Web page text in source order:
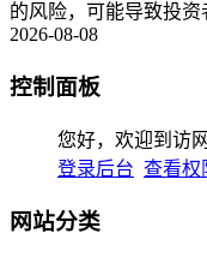
的风险，可能导致投
2026-08-08
控制面板
您好，欢迎到访网
登录后台 查看权
网站分类